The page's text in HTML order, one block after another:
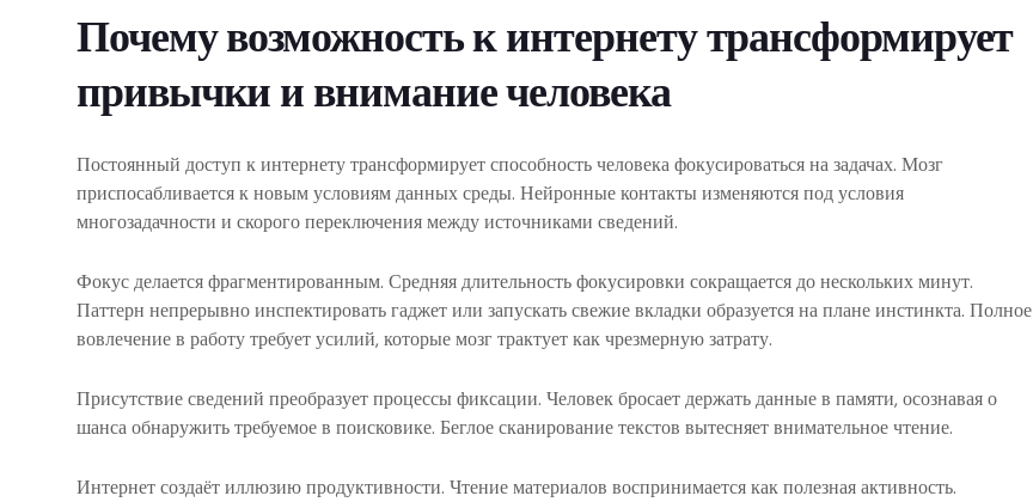
Почему возможность к интернету трансформирует
привычки и внимание человека
Постоянный доступ к интернету трансформирует способность человека фокусироваться на задачах. Мозг
приспосабливается к новым условиям данных среды. Нейронные контакты изменяются под условия
многозадачности и скорого переключения между источниками сведений.
Фокус делается фрагментированным. Средняя длительность фокусировки сокращается до нескольких минут.
Паттерн непрерывно инспектировать гаджет или запускать свежие вкладки образуется на плане инстинкта. Полное
вовлечение в работу требует усилий, которые мозг трактует как чрезмерную затрату.
Присутствие сведений преобразует процессы фиксации. Человек бросает держать данные в памяти, осознавая о
шанса обнаружить требуемое в поисковике. Беглое сканирование текстов вытесняет внимательное чтение.
Интернет создаёт иллюзию продуктивности. Чтение материалов воспринимается как полезная активность.